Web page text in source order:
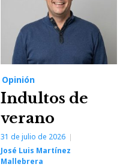
Opinión
Indultos de
verano
31 de julio de 2026
José Luis Martínez
Mallebrera